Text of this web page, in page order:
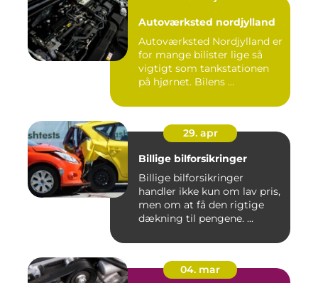
Autoværksted nordjylland
Autoværksted Nordjylland er
for mange bilister lige så
vigtigt som tankstationen
på hjørnet. Bilens ...
29. apr
Billige bilforsikringer
Billige bilforsikringer
handler ikke kun om lav pris,
men om at få den rigtige
dækning til pengene. ...
04. mar